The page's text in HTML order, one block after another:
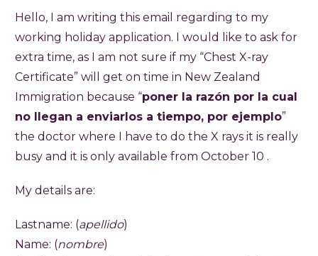
Hello, I am writing this email regarding to my
working holiday application. I would like to ask for
extra time, as I am not sure if my “Chest X-ray
Certificate” will get on time in New Zealand
Immigration because “poner la razón por la cual
no llegan a enviarlos a tiempo, por ejemplo”
the doctor where I have to do the X rays it is really
busy and it is only available from October 10 .
My details are:
Lastname: (apellido)
Name: (nombre)